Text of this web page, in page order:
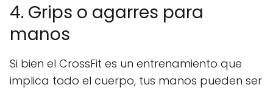
4. Grips o agarres para
manos
Si bien el CrossFit es un entrenamiento que
implica todo el cuerpo, tus manos pueden ser